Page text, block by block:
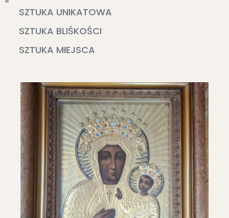
SZTUKA UNIKATOWA
SZTUKA BLIŚKOŚCI
SZTUKA MIEJSCA